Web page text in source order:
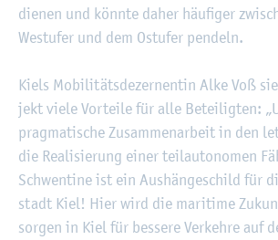
die­nen und könn­te daher häu­fi­ger
West­ufer und dem Ost­ufer pen­deln.
Kiels Mo­bi­li­täts­de­zer­nen­tin Alke Voß
jekt viele Vor­tei­le für alle Be­tei­lig­ten:
prag­ma­ti­sche Zu­sam­men­ar­beit in den
die Rea­li­sie­rung einer teil­au­to­no­men
Schwen­ti­ne ist ein Aus­hän­ge­schild für
stadt Kiel! Hier wird die ma­ri­ti­me
sor­gen in Kiel für bes­se­re Ver­keh­re auf